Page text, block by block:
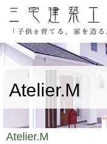
Atelier.M
Atelier.M